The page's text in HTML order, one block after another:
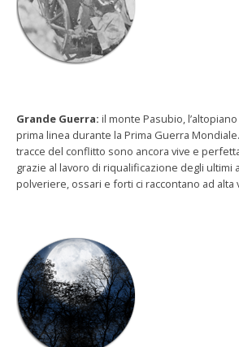
Grande Guerra: il monte Pasubio,
prima linea durante la Prima Guerra
tracce del conflitto sono ancora vive e
grazie al lavoro di riqualificazione degli ultimi
polveriere, ossari e forti ci raccontano ad alta